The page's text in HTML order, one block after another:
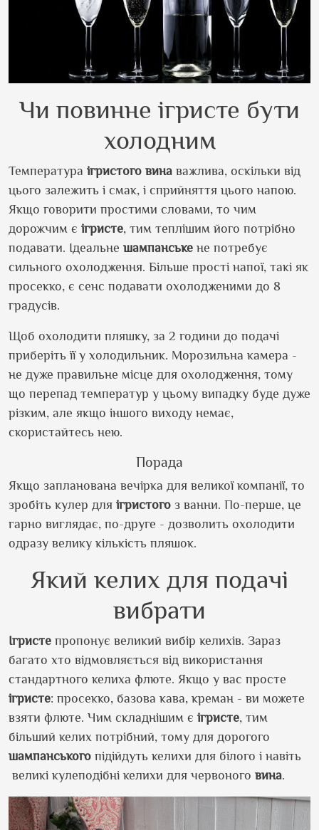
Чи повинне ігристе бути
холодним
Температура ігристого вина важлива, оскільки від
цього залежить і смак, і сприйняття цього напою.
Якщо говорити простими словами, то чим
дорожчим є ігристе, тим теплішим його потрібно
подавати. Ідеальне шампанське не потребує
сильного охолодження. Більше прості напої, такі як
просекко, є сенс подавати охолодженими до 8
градусів.
Щоб охолодити пляшку, за 2 години до подачі
приберіть її у холодильник. Морозильна камера -
не дуже правильне місце для охолодження, тому
що перепад температур у цьому випадку буде дуже
різким, але якщо іншого виходу немає,
скористайтесь нею.
Порада
Якщо запланована вечірка для великої компанії, то
зробіть кулер для ігристого з ванни. По-перше, це
гарно виглядає, по-друге - дозволить охолодити
одразу велику кількість пляшок.
Який келих для подачі
вибрати
Ігристе пропонує великий вибір келихів. Зараз
багато хто відмовляється від використання
стандартного келиха флюте. Якщо у вас просте
ігристе: просекко, базова кава, креман - ви можете
взяти флюте. Чим складнішим є ігристе, тим
більший келих потрібний, тому для дорогого
шампанського підійдуть келихи для білого і навіть
великі кулеподібні келихи для червоного вина.